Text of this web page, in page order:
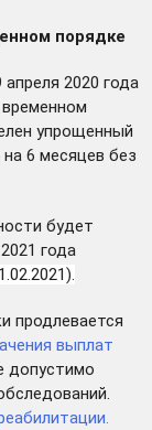
порядке
2020 года
упрощенный
6 месяцев без
будет
года
продлевается
выплат
допустимо